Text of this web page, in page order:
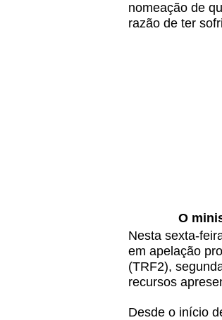
nomeação de
razão de ter
O
Nesta sexta-
em apelação
(TRF2),
recursos
Desde o início